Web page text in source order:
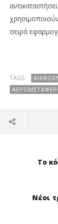
σειρά
TAGS:
Το
Νέοι